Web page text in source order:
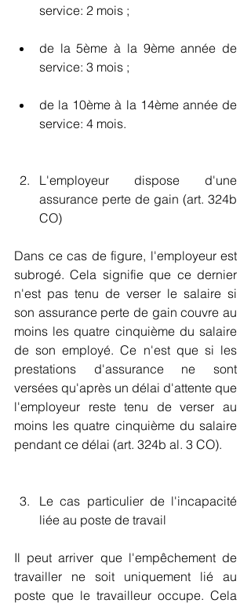
service: 2 mois ;
de la 5ème à la 9ème année de
service: 3 mois ;
de la 10ème à la 14ème année de
service: 4 mois.
L'employeur dispose d'une
assurance perte de gain (art. 324b
CO)
Dans ce cas de figure, l'employeur est
subrogé. Cela signifie que ce dernier
n'est pas tenu de verser le salaire si
son assurance perte de gain couvre au
moins les quatre cinquième du salaire
de son employé. Ce n'est que si les
prestations d'assurance ne sont
versées qu'après un délai d'attente que
l'employeur reste tenu de verser au
moins les quatre cinquième du salaire
pendant ce délai (art. 324b al. 3 CO).
Le cas particulier de l'incapacité
liée au poste de travail
Il peut arriver que l'empêchement de
travailler ne soit uniquement lié au
poste que le travailleur occupe. Cela